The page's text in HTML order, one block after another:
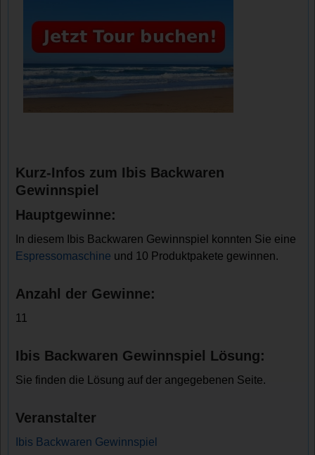
Kurz-Infos zum Ibis Backwaren
Gewinnspiel
Hauptgewinne:
In diesem Ibis Backwaren Gewinnspiel konnten Sie eine
Espressomaschine und 10 Produktpakete gewinnen.
Anzahl der Gewinne:
11
Ibis Backwaren Gewinnspiel Lösung:
Sie finden die Lösung auf der angegebenen Seite.
Veranstalter
Ibis Backwaren Gewinnspiel